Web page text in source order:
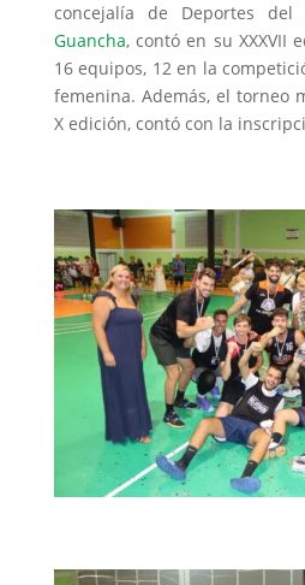
concejalía de Deportes
Guancha, contó en su XXXVII
16 equipos, 12 en la
femenina. Además, el torneo
X edición, contó con la